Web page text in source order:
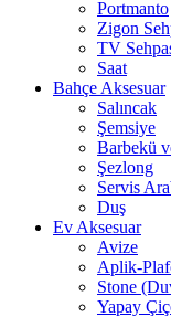
Portmanto
Zigon
TV
Saat
Bahçe Aksesuar
Salıncak
Şemsiye
Barbekü
Şezlong
Servis
Duş
Ev Aksesuar
Avize
Aplik-
Stone
Yapay